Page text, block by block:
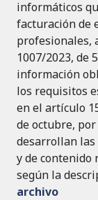
informáticos
facturación de
profesionales,
1007/2023, de
información
los requisitos
en el artículo
de octubre,
desarrollan las
y de contenido
según la
archivo